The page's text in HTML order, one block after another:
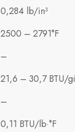
0,284 lb/in³
2500 – 2791°F
–
21,6 – 30,7 BTU/
–
0,11 BTU/lb·°F